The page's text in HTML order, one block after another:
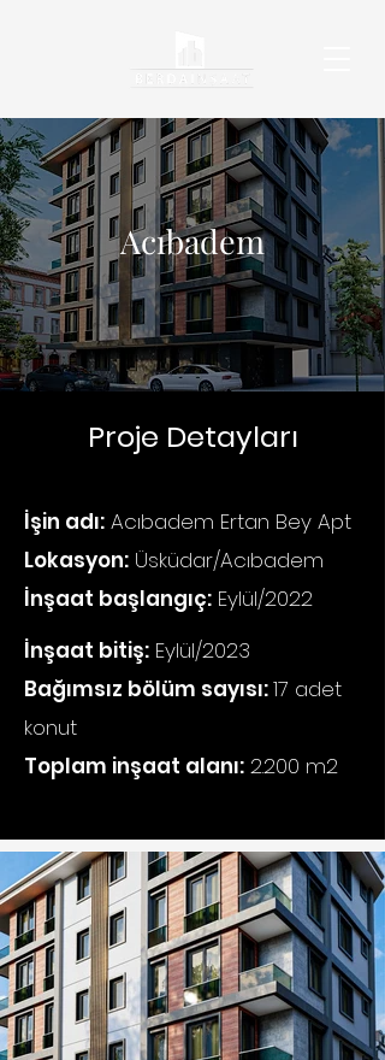
Acıbadem
Proje Detayları
İşin adı: Acıbadem Ertan Bey Apt
Lokasyon: Üsküdar/Acıbadem
İnşaat başlangıç: Eylül/2022
İnşaat bitiş: Eylül/2023
Bağımsız bölüm sayısı:17 adet
konut
Toplam inşaat alanı: 2.200 m2